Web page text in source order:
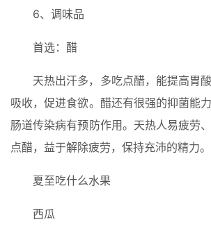
6、调味品
首选：醋
天热出汗多，多吃点醋，能提高胃
吸收，促进食欲。醋还有很强的抑菌能
肠道传染病有预防作用。天热人易疲劳
点醋，益于解除疲劳，保持充沛的精力。
夏至吃什么水果
西瓜